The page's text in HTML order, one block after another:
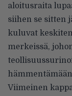
aloitusraita
siihen se sitten
kuluvat
merkeissä,
Viimeinen